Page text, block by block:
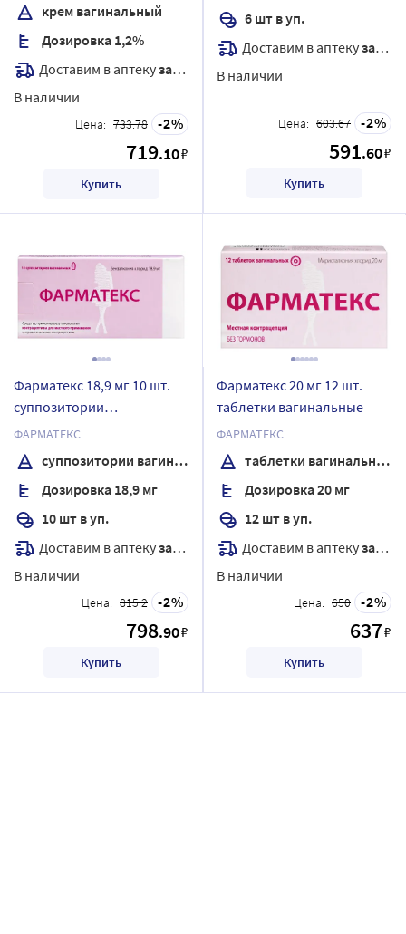
крем вагинальный
Дозировка 1,2%
Доставим в аптекузавтра
В наличии
Цена: 733.78 2
719.10₽
Купить
6 шт в уп.
Доставим в аптекузавтра
В наличии
Цена: 603.67 2
591.60₽
Купить
Фарматекс 18,9 мг 10 шт.
суппозитории
вагинальные
ФАРМАТЕКС
суппозитории вагинальные
Дозировка 18,9 мг
10 шт в уп.
Доставим в аптекузавтра
В наличии
Цена: 815.2 2
798.90₽
Купить
Фарматекс 20 мг 12 шт.
таблетки вагинальные
ФАРМАТЕКС
таблетки вагинальные
Дозировка 20 мг
12 шт в уп.
Доставим в аптекузавтра
В наличии
Цена: 650 2
637₽
Купить